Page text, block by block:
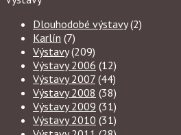
Dlouhodobé výstavy(2)
Karlín (7)
Výstavy(209)
Výstavy 2006 (12)
Výstavy 2007 (44)
Výstavy 2008 (38)
Výstavy 2009 (31)
Výstavy 2010 (31)